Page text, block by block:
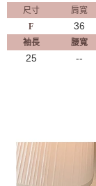
尺寸 肩寬
F
36
袖長
腰寬
25 --